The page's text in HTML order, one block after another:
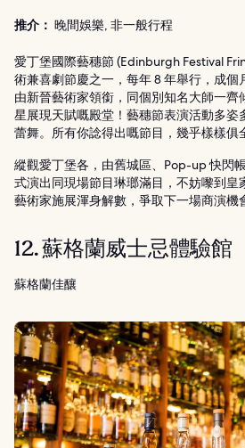
推介： 晚間娛樂, 非一般行程
愛丁堡國際藝穗節 (Edinburgh Festival
術兼喜劇節慶之一，每年 8 年舉行，成個
由新晉藝術家領銜，同個別知名大師一齊
星展現天賦嘅殿堂！藝穗節表演活動多姿
蕾舞。所有你諗得出嘅節目，幾乎樣樣俱
縱觀愛丁堡各，由舊城區、Pop-up 快閃
式演出同現場節目琳瑯滿目，不妨嚟到皇
藝術家施展渾身解數，爭取下一場商演機
12. 蘇格蘭威士忌體驗館
蘇格蘭佳釀